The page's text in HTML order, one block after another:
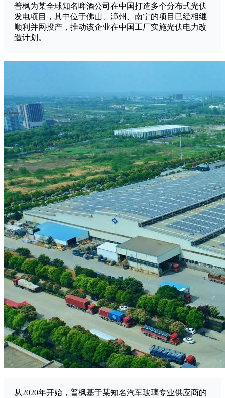
普枫为某全球知名啤酒公司在中国打造多个分布式光伏
发电项目，其中位于佛山、漳州、南宁的项目已经相继
顺利并网投产，推动该企业在中国工厂实施光伏电力改
造计划。
从2020年开始，普枫基于某知名汽车玻璃专业供应商的